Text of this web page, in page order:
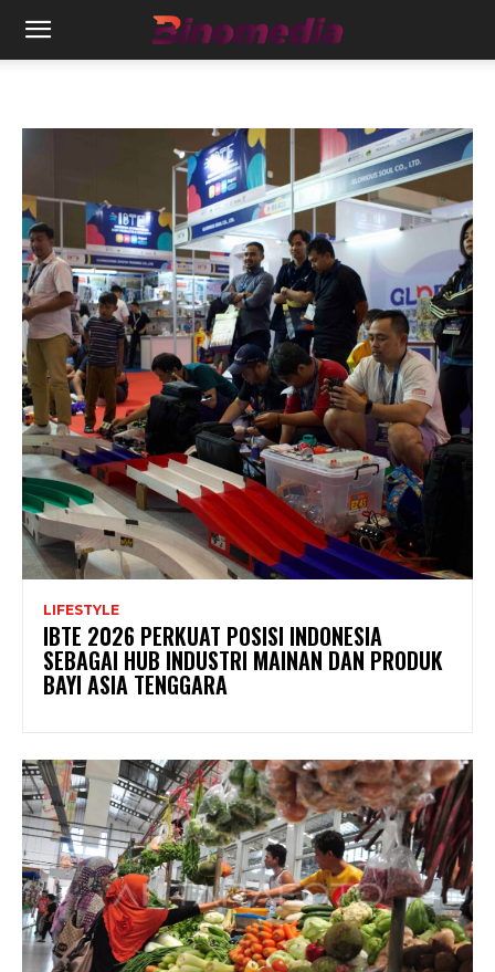
LIFESTYLE
IBTE 2026 PERKUAT POSISI INDONESIA
SEBAGAI HUB INDUSTRI MAINAN DAN PRODUK
BAYI ASIA TENGGARA